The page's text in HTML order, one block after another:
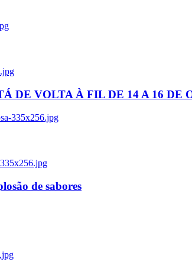
DE VOLTA À FIL DE 14 A 16 DE
335x256.jpg
de sabores